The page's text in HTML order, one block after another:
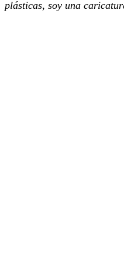
plásticas, soy una